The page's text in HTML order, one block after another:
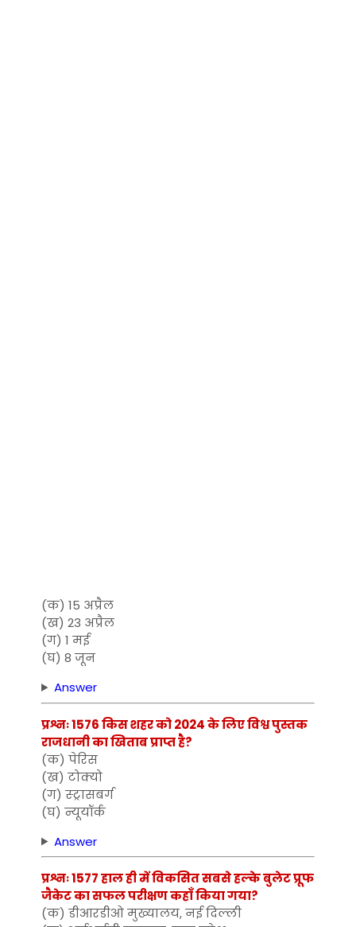
(क) 15 अप्रैल
(ख) 23 अप्रैल
(ग) 1 मई
(घ) 8 जून
Answer
प्रश्नः 1576 किस शहर को 2024 के लिए विश्व पुस्तक
राजधानी का खिताब प्राप्त है?
(क) पेरिस
(ख) टोक्यो
(ग) स्ट्रासबर्ग
(घ) न्यूयॉर्क
Answer
प्रश्नः 1577 हाल ही में विकसित सबसे हल्के बुलेट प्रूफ
जैकेट का सफल परीक्षण कहाँ किया गया?
(क) डीआरडीओ मुख्यालय, नई दिल्ली